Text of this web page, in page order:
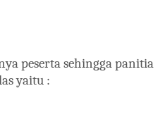
peserta sehingga panitia
yaitu :